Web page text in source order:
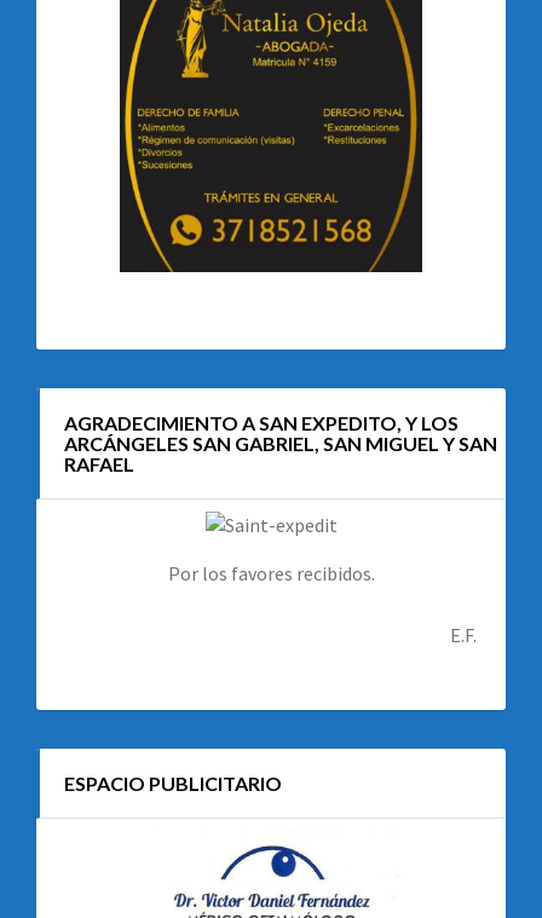
AGRADECIMIENTO A SAN EXPEDITO, Y LOS
ARCÁNGELES SAN GABRIEL, SAN MIGUEL Y SAN
RAFAEL
Por los favores recibidos.
E.F.
ESPACIO PUBLICITARIO